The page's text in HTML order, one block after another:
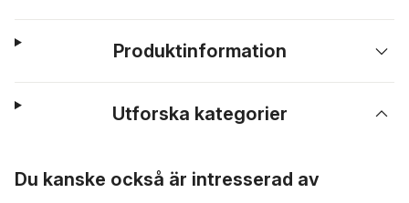
Produktinformation
Utforska kategorier
Du kanske också är intresserad av